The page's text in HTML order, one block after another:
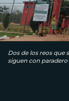
Dos de los reos que
siguen con